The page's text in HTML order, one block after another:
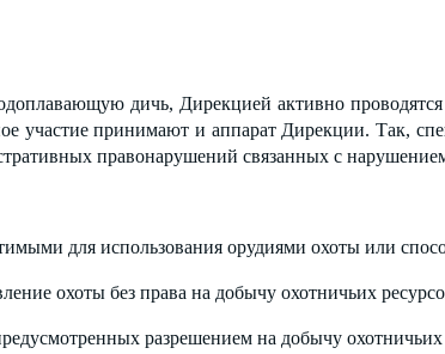
дичь, Дирекцией активно
участие принимают и аппарат Дирекции. Так,
правонарушений связанных с
для использования орудиями охоты или
охоты без права на добычу охотничьих
разрешением на добычу охотничьих